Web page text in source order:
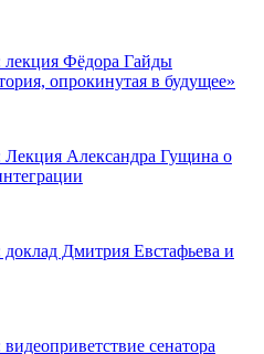
лекция Фёдора Гайды
опрокинутая в будущее»
Лекция Александра Гущина о
Дмитрия Евстафьева и
сенатора